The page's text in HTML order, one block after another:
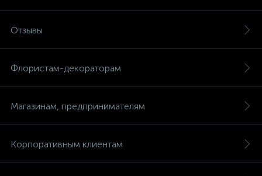
Отзывы
Флористам-декораторам
Магазинам, предпринимателям
Корпоративным клиентам